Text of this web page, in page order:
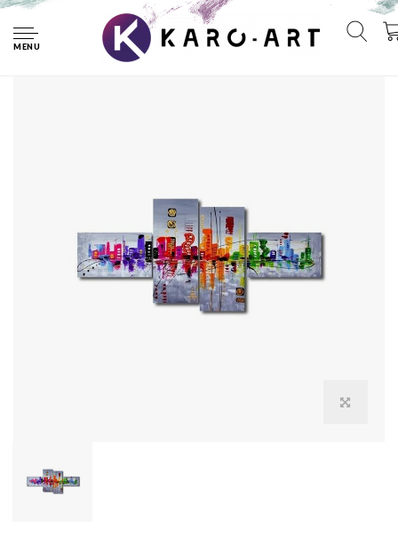
MENU
Schilderij - Abstract Skyline, Multi-gekleurd, 160X70cm,
4luik